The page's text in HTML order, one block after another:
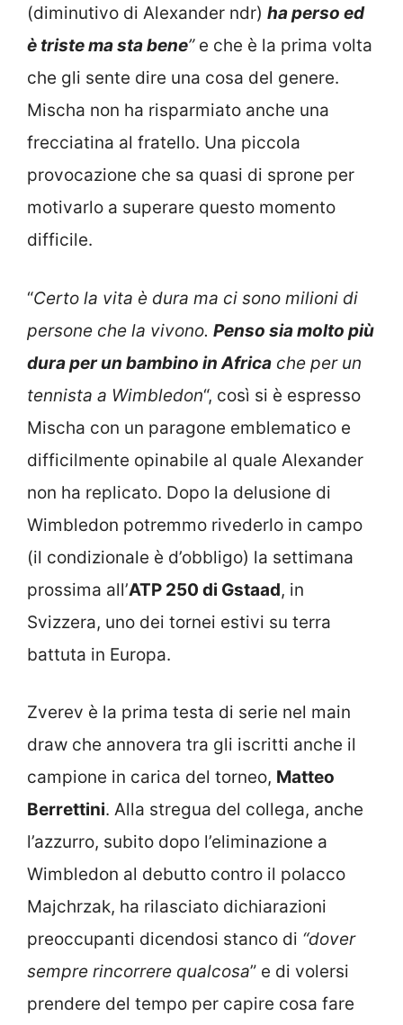
(diminutivo di Alexander ndr) ha perso ed
è triste ma sta bene” e che è la prima volta
che gli sente dire una cosa del genere.
Mischa non ha risparmiato anche una
frecciatina al fratello. Una piccola
provocazione che sa quasi di sprone per
motivarlo a superare questo momento
difficile.
“Certo la vita è dura ma ci sono milioni di
persone che la vivono. Penso sia molto più
dura per un bambino in Africa che per un
tennista a Wimbledon“, così si è espresso
Mischa con un paragone emblematico e
difficilmente opinabile al quale Alexander
non ha replicato. Dopo la delusione di
Wimbledon potremmo rivederlo in campo
(il condizionale è d’obbligo) la settimana
prossima all’ATP 250 di Gstaad, in
Svizzera, uno dei tornei estivi su terra
battuta in Europa.
Zverev è la prima testa di serie nel main
draw che annovera tra gli iscritti anche il
campione in carica del torneo, Matteo
Berrettini. Alla stregua del collega, anche
l’azzurro, subito dopo l’eliminazione a
Wimbledon al debutto contro il polacco
Majchrzak, ha rilasciato dichiarazioni
preoccupanti dicendosi stanco di “dover
sempre rincorrere qualcosa” e di volersi
prendere del tempo per capire cosa fare